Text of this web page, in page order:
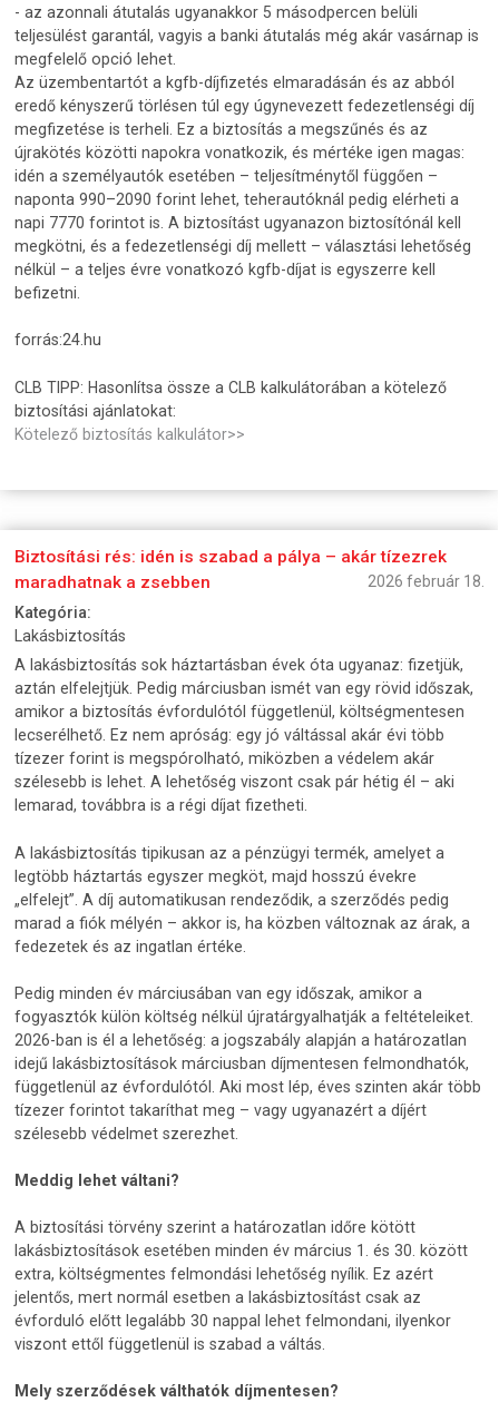
- az azonnali átutalás ugyanakkor 5 másodpercen belüli
teljesülést garantál, vagyis a banki átutalás még akár vasárnap is
megfelelő opció lehet.
Az üzembentartót a kgfb-díjfizetés elmaradásán és az abból
eredő kényszerű törlésen túl egy úgynevezett fedezetlenségi díj
megfizetése is terheli. Ez a biztosítás a megszűnés és az
újrakötés közötti napokra vonatkozik, és mértéke igen magas:
idén a személyautók esetében – teljesítménytől függően –
naponta 990–2090 forint lehet, teherautóknál pedig elérheti a
napi 7770 forintot is. A biztosítást ugyanazon biztosítónál kell
megkötni, és a fedezetlenségi díj mellett – választási lehetőség
nélkül – a teljes évre vonatkozó kgfb-díjat is egyszerre kell
befizetni.
forrás:24.hu
CLB TIPP: Hasonlítsa össze a CLB kalkulátorában a kötelező
biztosítási ajánlatokat:
Kötelező biztosítás kalkulátor>>
Biztosítási rés: idén is szabad a pálya – akár tízezrek
maradhatnak a zsebben
2026 február 18.
Kategória:
Lakásbiztosítás
A lakásbiztosítás sok háztartásban évek óta ugyanaz: fizetjük,
aztán elfelejtjük. Pedig márciusban ismét van egy rövid időszak,
amikor a biztosítás évfordulótól függetlenül, költségmentesen
lecserélhető. Ez nem apróság: egy jó váltással akár évi több
tízezer forint is megspórolható, miközben a védelem akár
szélesebb is lehet. A lehetőség viszont csak pár hétig él – aki
lemarad, továbbra is a régi díjat fizetheti.
A lakásbiztosítás tipikusan az a pénzügyi termék, amelyet a
legtöbb háztartás egyszer megköt, majd hosszú évekre
„elfelejt”. A díj automatikusan rendeződik, a szerződés pedig
marad a fiók mélyén – akkor is, ha közben változnak az árak, a
fedezetek és az ingatlan értéke.
Pedig minden év márciusában van egy időszak, amikor a
fogyasztók külön költség nélkül újratárgyalhatják a feltételeiket.
2026-ban is él a lehetőség: a jogszabály alapján a határozatlan
idejű lakásbiztosítások márciusban díjmentesen felmondhatók,
függetlenül az évfordulótól. Aki most lép, éves szinten akár több
tízezer forintot takaríthat meg – vagy ugyanazért a díjért
szélesebb védelmet szerezhet.
Meddig lehet váltani?
A biztosítási törvény szerint a határozatlan időre kötött
lakásbiztosítások esetében minden év március 1. és 30. között
extra, költségmentes felmondási lehetőség nyílik. Ez azért
jelentős, mert normál esetben a lakásbiztosítást csak az
évforduló előtt legalább 30 nappal lehet felmondani, ilyenkor
viszont ettől függetlenül is szabad a váltás.
Mely szerződések válthatók díjmentesen?